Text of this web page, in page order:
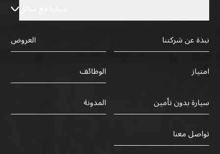
نبذة عن شركتنا
العروض
امتياز
الوظائف
سيارة بدون تأمين
المدونة
تواصل معنا